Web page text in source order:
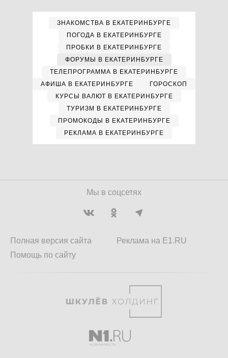
ЗНАКОМСТВА В ЕКАТЕРИНБУРГЕ
ПОГОДА В ЕКАТЕРИНБУРГЕ
ПРОБКИ В ЕКАТЕРИНБУРГЕ
ФОРУМЫ В ЕКАТЕРИНБУРГЕ
ТЕЛЕПРОГРАММА В ЕКАТЕРИНБУРГЕ
АФИША В ЕКАТЕРИНБУРГЕ
ГОРОСКОП
КУРСЫ ВАЛЮТ В ЕКАТЕРИНБУРГЕ
ТУРИЗМ В ЕКАТЕРИНБУРГЕ
ПРОМОКОДЫ В ЕКАТЕРИНБУРГЕ
РЕКЛАМА В ЕКАТЕРИНБУРГЕ
Мы в соцсетях
Полная версия сайта
Помощь по сайту
Реклама на E1.RU